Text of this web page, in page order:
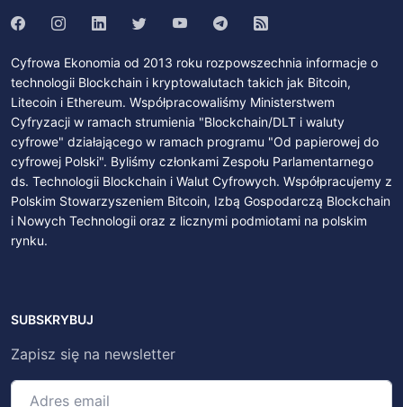
Cyfrowa Ekonomia od 2013 roku rozpowszechnia informacje o
technologii Blockchain i kryptowalutach takich jak Bitcoin,
Litecoin i Ethereum. Współpracowaliśmy Ministerstwem
Cyfryzacji w ramach strumienia "Blockchain/DLT i waluty
cyfrowe" działającego w ramach programu "Od papierowej do
cyfrowej Polski". Byliśmy członkami Zespołu Parlamentarnego
ds. Technologii Blockchain i Walut Cyfrowych. Współpracujemy z
Polskim Stowarzyszeniem Bitcoin, Izbą Gospodarczą Blockchain
i Nowych Technologii oraz z licznymi podmiotami na polskim
rynku.
SUBSKRYBUJ
Zapisz się na newsletter